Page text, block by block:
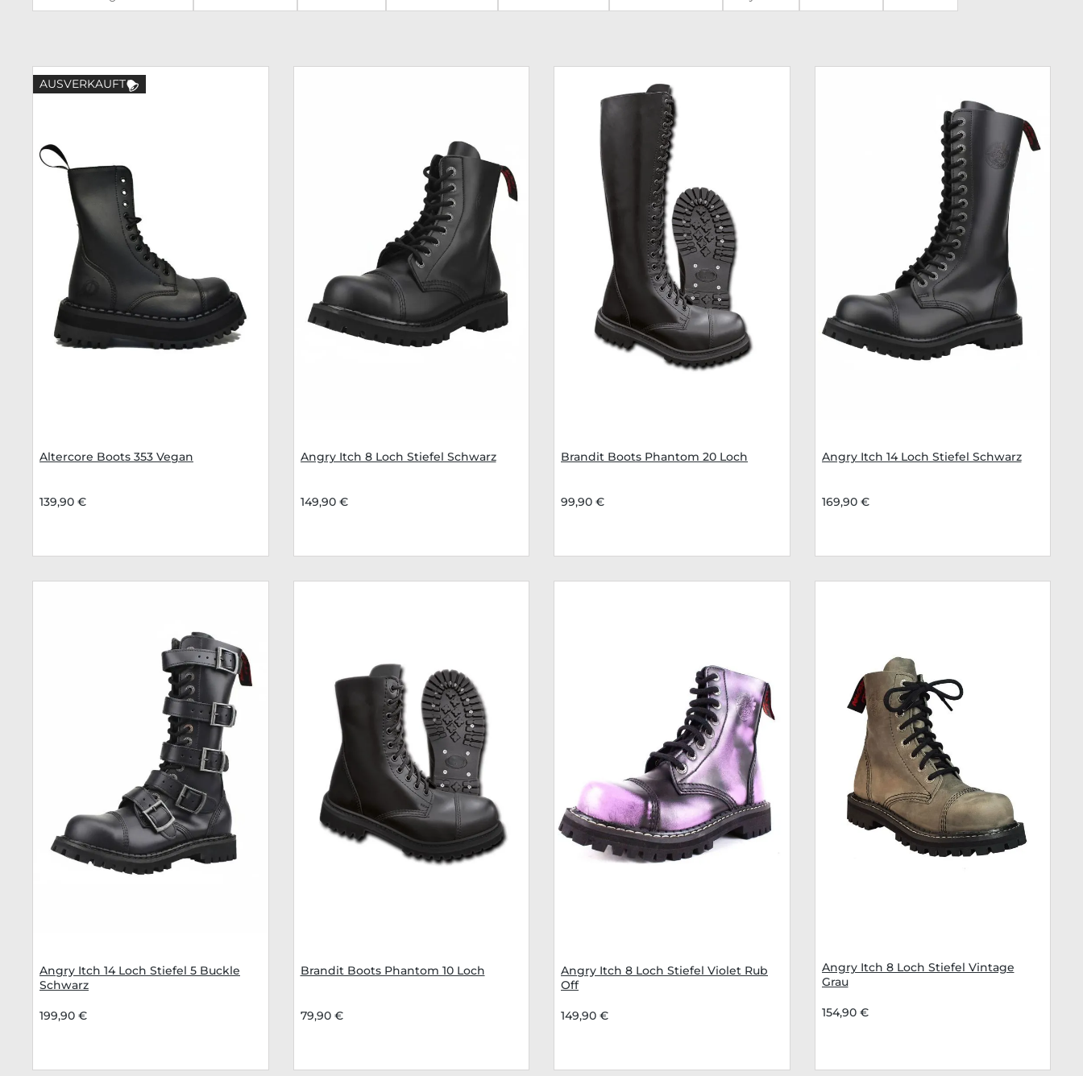
AUSVERKAUFT
Altercore Boots 353 Vegan
139,90 €
Angry Itch 8 Loch Stiefel Schwarz
149,90 €
Brandit Boots Phantom 20 Loch
99,90 €
Angry Itch 14 Loch Stiefel Schwarz
169,90 €
Angry Itch 14 Loch Stiefel 5 Buckle
Schwarz
199,90 €
Brandit Boots Phantom 10 Loch
79,90 €
Angry Itch 8 Loch Stiefel Violet Rub
Off
149,90 €
Angry Itch 8 Loch Stiefel Vintage
Grau
154,90 €